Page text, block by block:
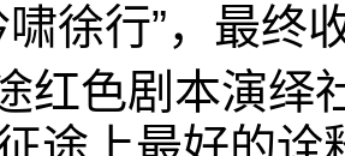
啸徐行”，最终
红色剧本演绎